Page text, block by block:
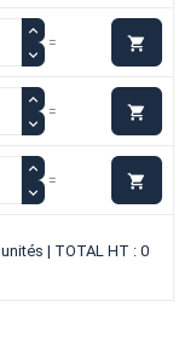
= 
= 
= 
| TOTAL HT : 0